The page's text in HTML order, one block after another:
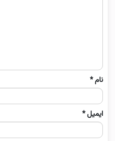
نام*
ایمیل*